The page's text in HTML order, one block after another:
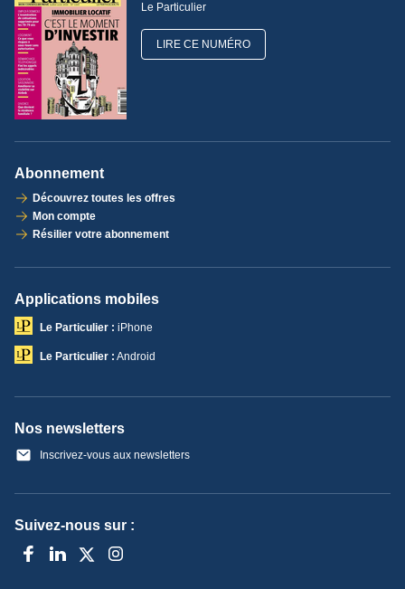
Le Particulier
LIRE CE NUMÉRO
Abonnement
Découvrez toutes les offres
Mon compte
Résilier votre abonnement
Applications mobiles
Le Particulier : iPhone
Le Particulier : Android
Nos newsletters
Inscrivez-vous aux newsletters
Suivez-nous sur :